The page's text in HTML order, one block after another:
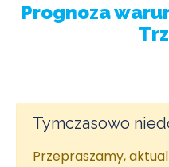
Prognoza
Tymczasowo
Przepraszamy,